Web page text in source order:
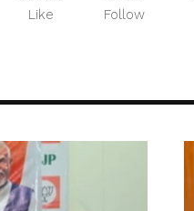
Like Follow